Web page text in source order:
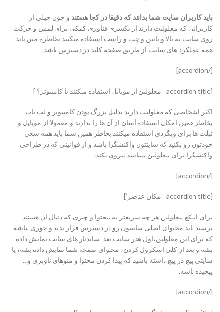
باید کاربران سایت شما بدانند که دقیقا در کجا هستند و چون خیلی از
کاربرانی که معلولیت دارند از یکسری فناوری کمکی برای لمس و حرکت
روی سایت به بالا و پایین و چپ و راست استفاده میکنند بخاطره مین باید
همه عملکرد های سایت از طریق صفحه کلید در دسترس باشد.
[/accordion]
[accordion title=’معلولین از موبایل استفاده میکنند یا کامپیوتر؟’]
اکثر اشخاصی که معلولیت دارند بدلیل بزرگ بودن کامپیوتر و لپ تاپ
بخاطر همین امکان استفاده آسان از آن ها را ندارند و معمولا از موبایل و
تبلت ها برای وبگردی استفاده میکنند بخاطر همین شما باید همه سعی
خودتون رو بکنید که سایتتون واکنشگرا باشد و از قوانینی که در طراحی
واکنشگرا برای معلولین میباشد پیروی بکند.
[/accordion]
[accordion title=’مکان عناصر’]
برای اینکع معلولین هر چه سریعتر به محتوا و چیزی که دنبال ان هستند
برسند باید محتوای اصلی سایتتون رو در دسترس قرار بدید و جوری نباشه
که برای این معلولین،‌اول هدر سایت بعد سایدبار های سایت نمایش داده
بشه و بعد از کلی اسکرول کردن، محتوای صفحه شما نمایش داده بشه، یا
سایتی پیچ در پیچ داشته باشید که پیدا کردن محتوا و منوهای ناوبری و…
پیچیده باشه.
[/accordion]